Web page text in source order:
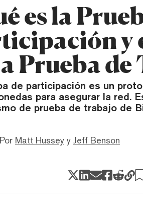
es la
y
Prueba
de participación es un
para asegurar la red.
de prueba de trabajo de
Por Matt Hussey y Jeff Benson